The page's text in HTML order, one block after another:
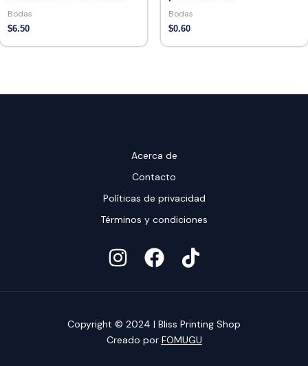
Bodas
$6.50
Bodas
$0.60
Acerca de
Contacto
Políticas de privacidad
Términos y condiciones
Copyright © 2024 | Bliss Printing Shop
Creado por FOMUGU